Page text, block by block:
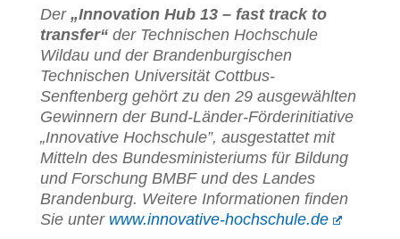
Der „Innovation Hub 13 – fast track to
transfer“der Technischen Hochschule
Wildau und der Brandenburgischen
Technischen Universität Cottbus-
Senftenberg gehört zu den 29 ausgewählten
Gewinnern der Bund-Länder-Förderinitiative
„Innovative Hochschule”, ausgestattet mit
Mitteln des Bundesministeriums für Bildung
und Forschung BMBF und des Landes
Brandenburg. Weitere Informationen finden
Sie unter www.innovative-hochschule.de